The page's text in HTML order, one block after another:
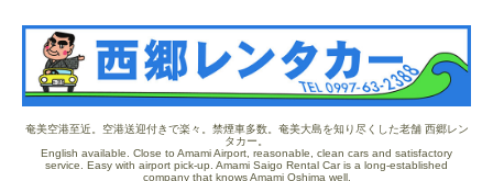
奄美空港至近。空港送迎付きで楽々。禁煙車多数。奄美大島を知り尽くした老舗 西郷レン
タカー。
English available. Close to Amami Airport, reasonable, clean cars and satisfactory
service. Easy with airport pick-up. Amami Saigo Rental Car is a long-established
company that knows Amami Oshima well.